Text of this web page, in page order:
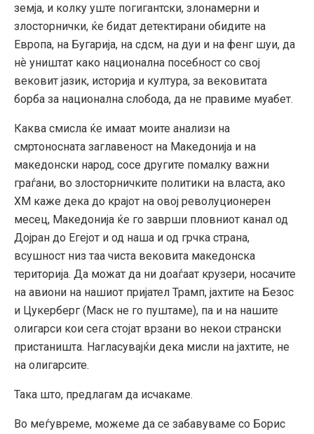
земја, и колку уште погигантски, злонамерни и
злосторнички, ќе бидат детектирани обидите на
Европа, на Бугарија, на сдсм, на дуи и на фенг шуи, да
нѐ уништат како национална посебност со свој
вековит јазик, историја и култура, за вековитата
борба за национална слобода, да не правиме муабет.
Каква смисла ќе имаат моите анализи на
смртоносната заглавеност на Македонија и на
македонски народ, сосе другите помалку важни
граѓани, во злосторничките политики на власта, ако
ХМ каже дека до крајот на овој револуционерен
месец, Македонија ќе го заврши пловниот канал од
Дојран до Егејот и од наша и од грчка страна,
всушност низ таа чиста вековита македонска
територија. Да можат да ни доаѓаат крузери, носачите
на авиони на нашиот пријател Трамп, јахтите на Безос
и Цукерберг (Маск не го пуштаме), па и на нашите
олигарси кои сега стојат врзани во некои странски
пристаништа. Нагласувајќи дека мисли на јахтите, не
на олигарсите.
Така што, предлагам да исчакаме.
Во меѓувреме, можеме да се забавуваме со Борис